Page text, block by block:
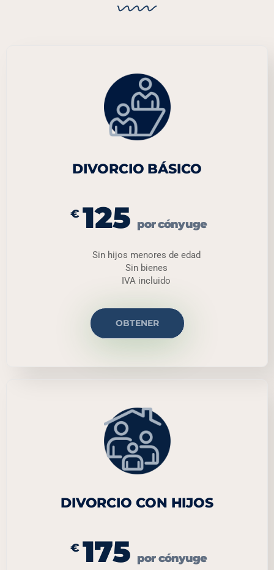
DIVORCIO BÁSICO
€ 125 por cónyuge
Sin hijos menores de edad
Sin bienes
IVA incluido
OBTENER
DIVORCIO CON HIJOS
€ 175 por cónyuge